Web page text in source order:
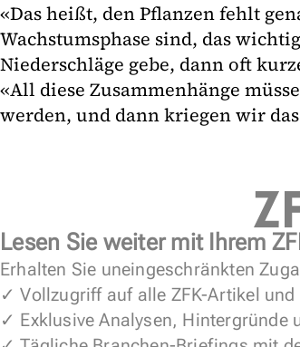
«Das heißt, den Pflanzen fehlt
Wachstumsphase sind, das
Niederschläge gebe, dann oft
«All diese Zusammenhänge
werden, und dann kriegen wir
Lesen Sie weiter mit Ihrem
Erhalten Sie uneingeschränkten
✓ Vollzugriff auf alle ZFK-Artikel
✓ Exklusive Analysen, Hintergründe